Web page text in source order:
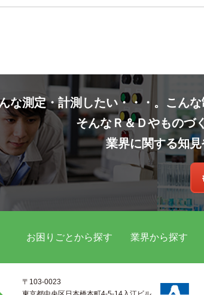
んな測定・計測したい・・・。こん
そんなＲ＆Ｄやものづ
業界に関する知
お困りごとから探す 業界から探す
〒103-0023